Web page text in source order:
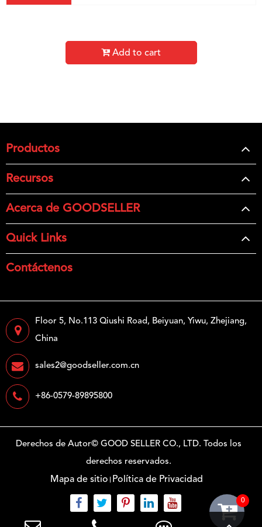
Add to cart
Productos
Recursos
Acerca de GOODSELLER
Quick Links
Contáctenos
Floor 5, No.113 Qiushi Road, Beiyuan, Yiwu, Zhejiang,
China
sales2@goodseller.com.cn
+86-0579-89895800
Derechos de Autor© GOOD SELLER CO., LTD. Todos los
derechos reservados.
Mapa de sitio Política de Privacidad
0